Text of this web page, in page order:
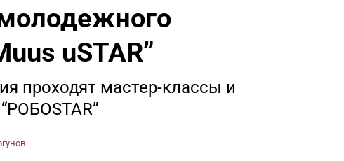
uSTAR”
проходят мастер-классы и